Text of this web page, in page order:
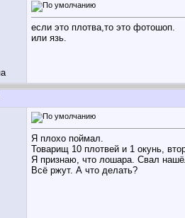
если это плотва,то это фотошоп.
или язь.
Я плохо поймал.
Товарищ 10 плотвей и 1 окунь,
Я признаю, что лошара. Свал
Всё ржут. А что делать?